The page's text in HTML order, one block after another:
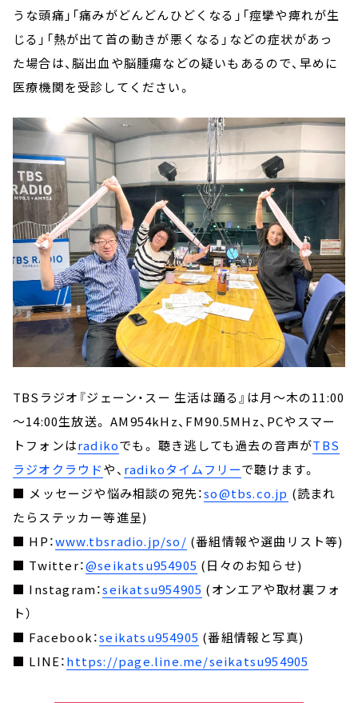
うな頭痛」「痛みがどんどんひどくなる」「痙攣や痺れが生
じる」「熱が出て首の動きが悪くなる」などの症状があっ
た場合は、脳出血や脳腫瘍などの疑いもあるので、早めに
医療機関を受診してください。
TBSラジオ『ジェーン・スー 生活は踊る』は月～木の11:00
～14:00生放送。 AM954kHz、FM90.5MHz、PCやスマー
トフォンはradikoでも。 聴き逃しても過去の音声がTBS
ラジオクラウドや、 radikoタイムフリーで聴けます。
■ メッセージや悩み相談の宛先：so@tbs.co.jp (読まれ
たらステッカー等進呈)
■ HP：www.tbsradio.jp/so/ (番組情報や選曲リスト等)
■ Twitter：@seikatsu954905 (日々のお知らせ)
■ Instagram：seikatsu954905 (オンエアや取材裏フォ
ト）
■ Facebook：seikatsu954905 (番組情報と写真)
■ LINE：https://page.line.me/seikatsu954905